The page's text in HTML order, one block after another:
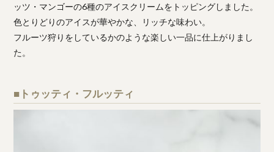
ッツ・マンゴーの6種のアイスクリームをトッピングしました。
色とりどりのアイスが華やかな、リッチな味わい。
フルーツ狩りをしているかのような楽しい一品に仕上がりまし
た。
■トゥッティ・フルッティ